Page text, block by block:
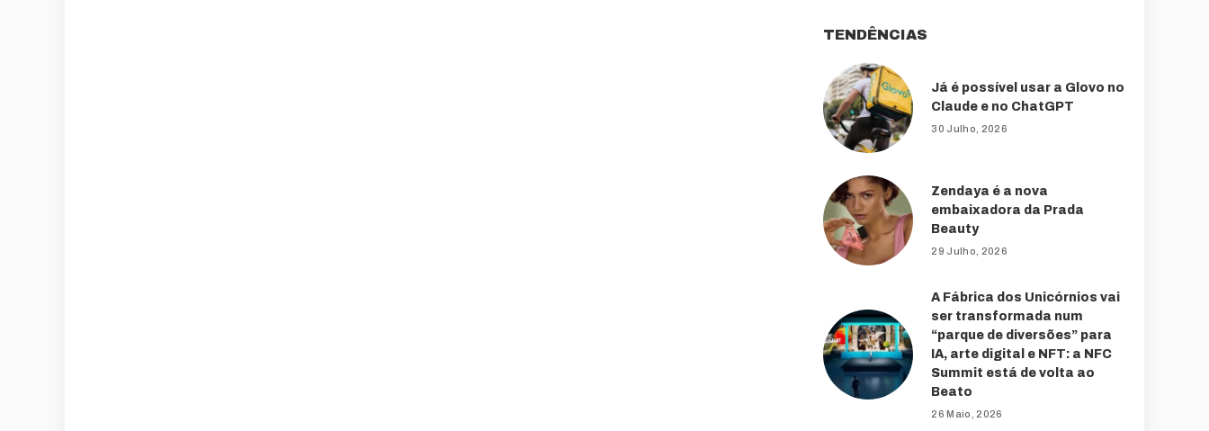
TENDÊNCIAS
Já é possível usar a Glovo no
Claude e no ChatGPT
30 Julho, 2026
Zendaya é a nova
embaixadora da Prada
Beauty
29 Julho, 2026
A Fábrica dos Unicórnios vai
ser transformada num
“parque de diversões” para
IA, arte digital e NFT: a NFC
Summit está de volta ao
Beato
26 Maio, 2026